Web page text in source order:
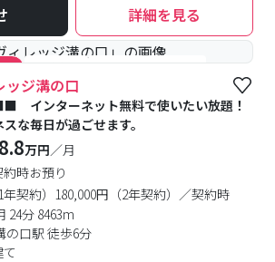
詳細を見る
中 #食事付き #女性専用フロアあり
ッジ溝の口
インターネット無料で使いたい放題！
な毎日が過ごせます。
8.8万円／月
時お預り
年契約）180,000円（2年契約）／契約時
24分 8463m
の口駅 徒歩6分